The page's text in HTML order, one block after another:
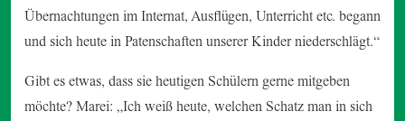
Übernachtungen im Internat, Ausflügen, Unterricht etc. begann
und sich heute in Patenschaften unserer Kinder niederschlägt.“
Gibt es etwas, dass sie heutigen Schülern gerne mitgeben
möchte? Marei: „Ich weiß heute, welchen Schatz man in sich